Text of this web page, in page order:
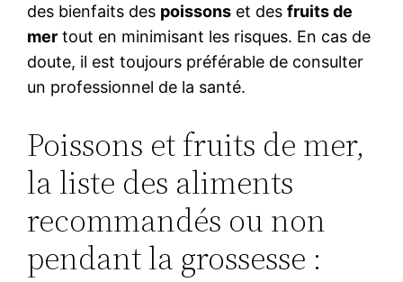
des bienfaits des poissons et desfruits de
mer tout en minimisant les risques. En cas de
doute, il est toujours préférable de consulter
un professionnel de la santé.
Poissons et fruits de mer,
la liste des aliments
recommandés ou non
pendant la grossesse :